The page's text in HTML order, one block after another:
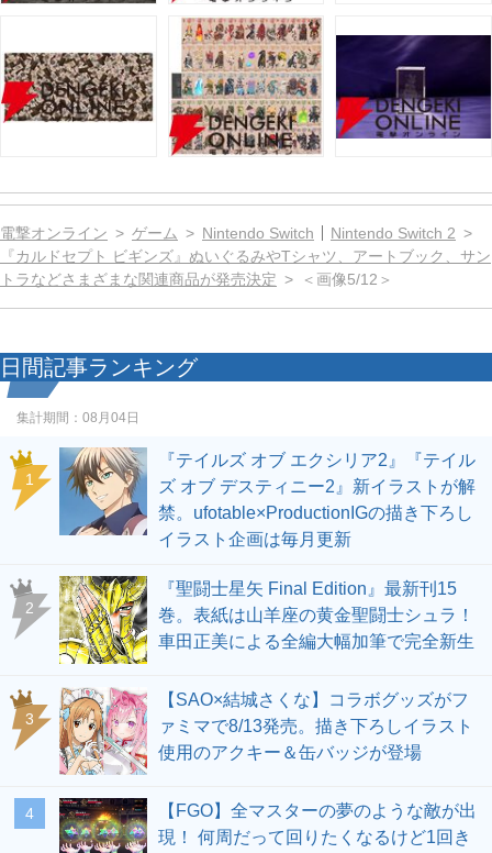
電撃オンライン ゲーム Nintendo Switch
Nintendo Switch 2
『カルドセプト ビギンズ』ぬいぐるみやTシャツ、アートブック、サン
トラなどさまざまな関連商品が発売決定
＜画像5/12＞
日間記事ランキング
集計期間： 08月04日
1
『テイルズ オブ エクシリア2』『テイル
ズ オブ デスティニー2』新イラストが解
禁。ufotable×ProductionIGの描き下ろし
イラスト企画は毎月更新
2
『聖闘士星矢 Final Edition』最新刊15
巻。表紙は山羊座の黄金聖闘士シュラ！
車田正美による全編大幅加筆で完全新生
3
【SAO×結城さくな】コラボグッズがフ
ァミマで8/13発売。描き下ろしイラスト
使用のアクキー＆缶バッジが登場
4
【FGO】全マスターの夢のような敵が出
現！ 何周だって回りたくなるけど1回き